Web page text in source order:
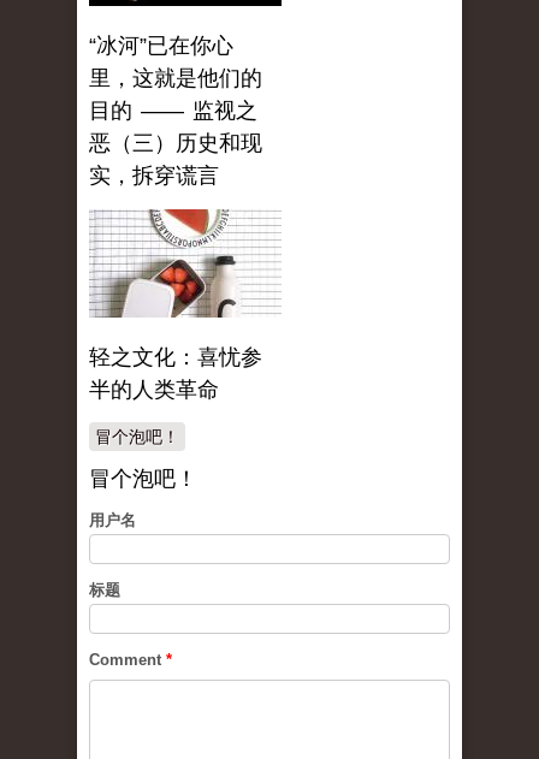
“冰河”已在你心
里，这就是他们的
目的 —— 监视之
恶（三）历史和现
实，拆穿谎言
轻之文化：喜忧参
半的人类革命
冒个泡吧！
冒个泡吧！
用户名
标题
Comment *